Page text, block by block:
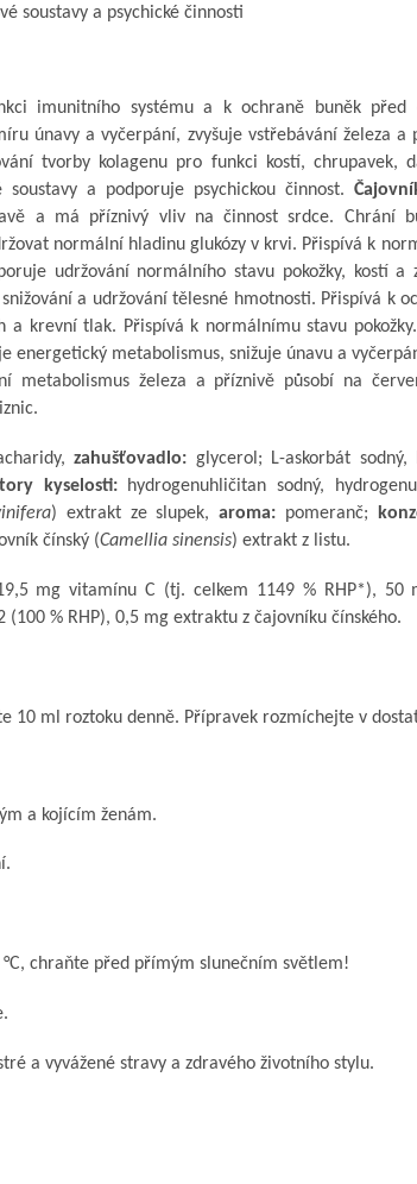
soustavy a psychické činnosti
imunitního systému a k ochraně buněk před
únavy a vyčerpání, zvyšuje vstřebávání železa a
tvorby kolagenu pro funkci kostí, chrupavek,
a podporuje psychickou činnost.
a má příznivý vliv na činnost srdce. Chrání
normální hladinu glukózy v krvi. Přispívá k
udržování normálního stavu pokožky, kostí a
a udržování tělesné hmotnosti. Přispívá k
a krevní tlak. Přispívá k normálnímu stavu pokožky.
energetický metabolismus, snižuje únavu a
metabolismus železa a příznivě působí na
zahušťovadlo: glycerol; L-askorbát
kyselosti:
hydrogenuhličitan sodný,
) extrakt ze slupek,aroma: pomeranč;
čínský (Camellia sinensis) extrakt z listu.
mg vitamínu C (tj. celkem 1149 % RHP*), 50
% RHP), 0,5 mg extraktu z čajovníku čínského.
10 ml roztoku denně. Přípravek rozmíchejte v
a kojícím ženám.
°C, chraňte před přímým slunečním světlem!
a vyvážené stravy a zdravého životního stylu.